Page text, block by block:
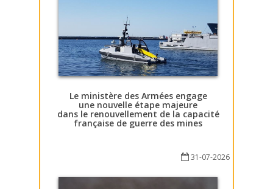
Le ministère des Armées engage
une nouvelle étape majeure
dans le renouvellement de la capacité
française de guerre des mines
31-07-2026